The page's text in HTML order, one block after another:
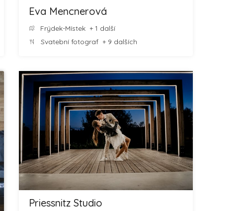
Eva Mencnerová
Frýdek-Místek + 1 další
Svatební fotograf + 9 dalších
Priessnitz Studio